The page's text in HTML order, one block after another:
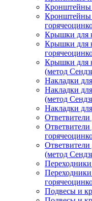
Кронштейны
Кронштейны
Крышки для
Крышки для
Крышки для
(метод
Накладки
Накладки
(метод
Накладки
Ответвители
Ответвители
(метод
Переходники
Переходники
Подвесы и